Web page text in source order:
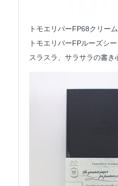
トモエリバーFP68クリー
トモエリバーFPルーズシ
スラスラ、サラサラの書き